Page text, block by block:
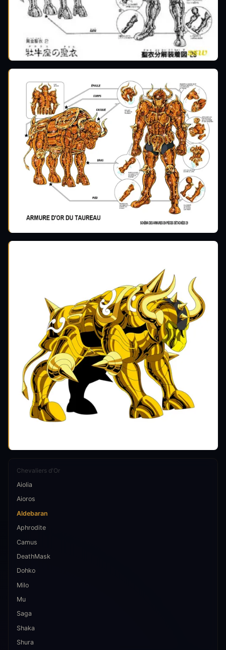
Chevaliers d'Or
Aiolia
Aioros
Aldebaran
Aphrodite
Camus
DeathMask
Dohko
Milo
Mu
Saga
Shaka
Shura